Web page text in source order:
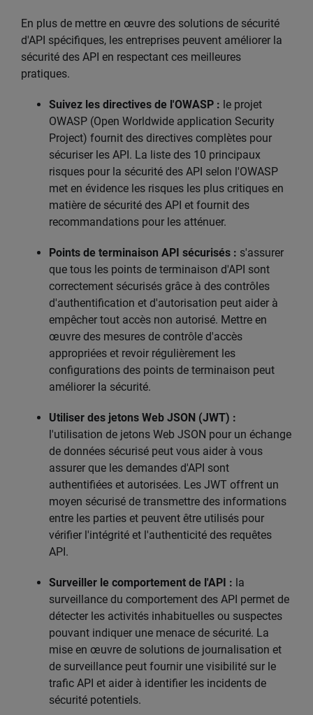
En plus de mettre en œuvre des solutions de sécurité
d'API spécifiques, les entreprises peuvent améliorer la
sécurité des API en respectant ces meilleures
pratiques.
Suivez les directives de l'OWASP : le projet
OWASP (Open Worldwide application Security
Project) fournit des directives complètes pour
sécuriser les API. La liste des 10 principaux
risques pour la sécurité des API selon l'OWASP
met en évidence les risques les plus critiques en
matière de sécurité des API et fournit des
recommandations pour les atténuer.
Points de terminaison API sécurisés : s'assurer
que tous les points de terminaison d'API sont
correctement sécurisés grâce à des contrôles
d'authentification et d'autorisation peut aider à
empêcher tout accès non autorisé. Mettre en
œuvre des mesures de contrôle d'accès
appropriées et revoir régulièrement les
configurations des points de terminaison peut
améliorer la sécurité.
Utiliser des jetons Web JSON (JWT) :
l'utilisation de jetons Web JSON pour un échange
de données sécurisé peut vous aider à vous
assurer que les demandes d'API sont
authentifiées et autorisées. Les JWT offrent un
moyen sécurisé de transmettre des informations
entre les parties et peuvent être utilisés pour
vérifier l'intégrité et l'authenticité des requêtes
API.
Surveiller le comportement de l'API : la
surveillance du comportement des API permet de
détecter les activités inhabituelles ou suspectes
pouvant indiquer une menace de sécurité. La
mise en œuvre de solutions de journalisation et
de surveillance peut fournir une visibilité sur le
trafic API et aider à identifier les incidents de
sécurité potentiels.